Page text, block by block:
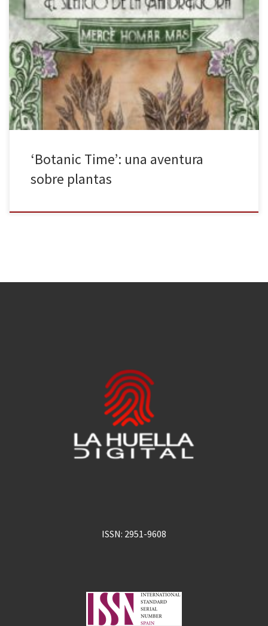
Las plantas y las aventuras llegan a Insomnia Ediciones con la
primera novela de Mercè Homar Mas, Botanic Time. El secreto de
la mandrágora. Una obra de fantasía con ecos de steampunk que
se localiza en un mundo de fantasía no demasiado alejado del
nuestro: una civilización en desarrollo, con unas […]
‘Botanic Time’: una aventura
sobre plantas
ISSN: 2951-9608